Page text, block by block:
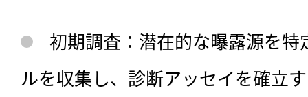
初期調査：潜在的な曝露源を
ルを収集し、診断アッセイを確立